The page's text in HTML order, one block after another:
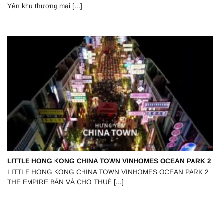
Yên khu thương mại [...]
LITTLE HONG KONG CHINA TOWN VINHOMES OCEAN PARK 2
LITTLE HONG KONG CHINA TOWN VINHOMES OCEAN PARK 2
THE EMPIRE BÁN VÀ CHO THUÊ [...]